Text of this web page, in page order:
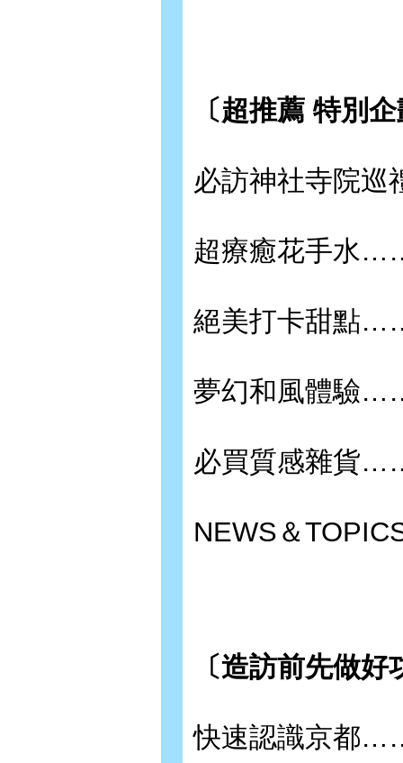
〔超推薦 特別
必訪神社寺院
超療癒花手水
絕美打卡甜點
夢幻和風體驗
必買質感雜貨
NEWS＆
〔造訪前先做
快速認識京都